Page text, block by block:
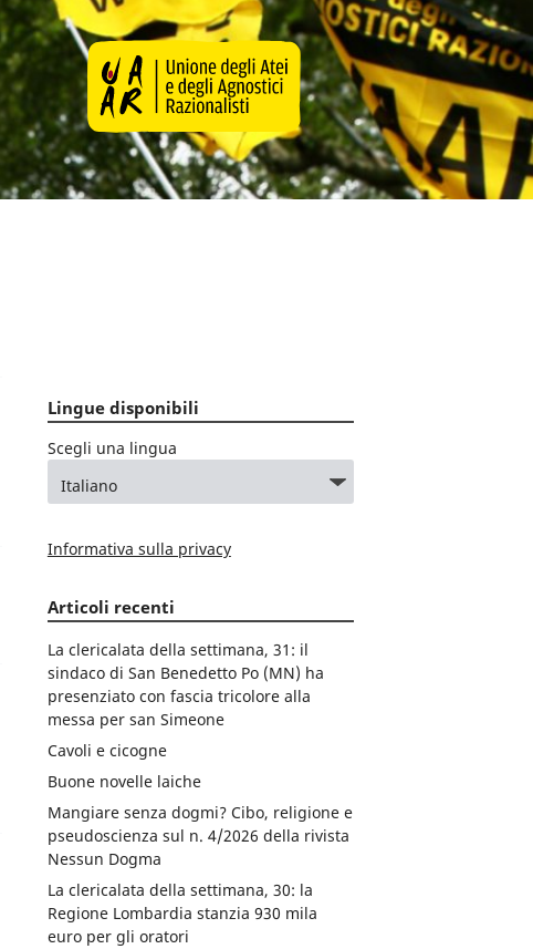
Lingue disponibili
Scegli una lingua
Informativa sulla privacy
Articoli recenti
La clericalata della settimana, 31: il
sindaco di San Benedetto Po (MN) ha
presenziato con fascia tricolore alla
messa per san Simeone
Cavoli e cicogne
Buone novelle laiche
Mangiare senza dogmi? Cibo, religione e
pseudoscienza sul n. 4/2026 della rivista
Nessun Dogma
La clericalata della settimana, 30: la
Regione Lombardia stanzia 930 mila
euro per gli oratori